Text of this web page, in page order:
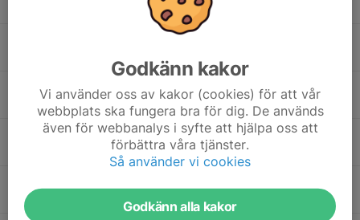
17:30
18:30
Träning F20
Tingbyskans
17:30
Träning Tingbyskans F-18/19
Tingbyskans B3
Tingbyskans C-Plan 2
Godkänn kakor
Vi använder oss av kakor (cookies) för att vår
webbplats ska fungera bra för dig. De används
även för webbanalys i syfte att hjälpa oss att
förbättra våra tjänster.
Så använder vi cookies
Godkänn alla kakor